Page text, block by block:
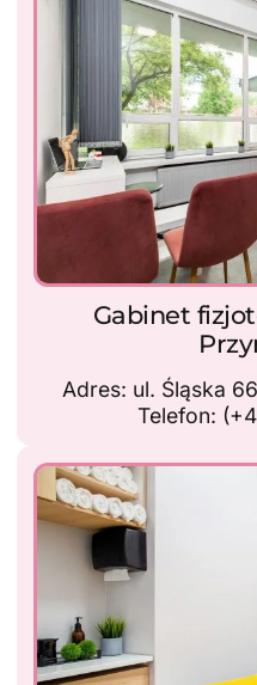
Gabinet
Adres: ul. Śląska
Telefon: